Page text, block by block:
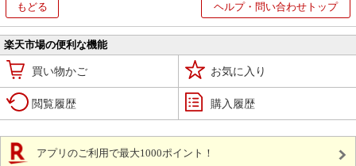
もどる ヘルプ・問い合わせトップ
楽天市場の便利な機能
買い物かご お気に入り
閲覧履歴 購入履歴
アプリのご利用で最大1000ポイント！